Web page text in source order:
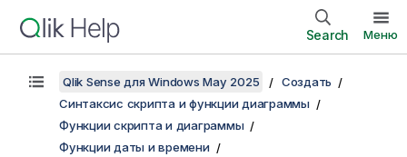
Search Меню
Qlik Sense для Windows May 2025
Создать
Синтаксис скрипта и функции диаграммы
Функции скрипта и диаграммы
Функции даты и времени